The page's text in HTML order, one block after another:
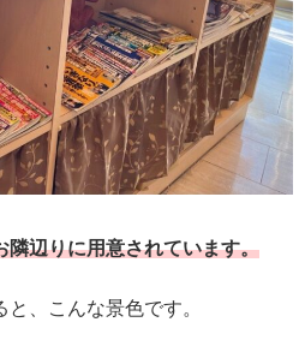
隣辺りに用意されています。
、こんな景色です。